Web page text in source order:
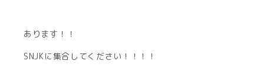
あります！！
SNJKに集合してください！！！！